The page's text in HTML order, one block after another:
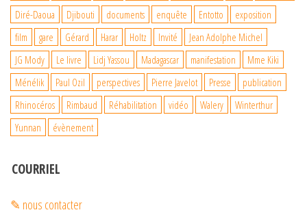
Diré-Daoua
Djibouti documents enquête Entotto
exposition
film
gare Gérard Harar Holtz Invité
Jean Adolphe Michel
JG Mody
Le livre Lidj Yassou Madagascar manifestation
Mme Kiki
Ménélik
Paul Ozil perspectives Pierre Javelot Presse
publication
Rhinocéros
Rimbaud Réhabilitation vidéo Walery
Winterthur
Yunnan
évènement
COURRIEL
✎ nous contacter